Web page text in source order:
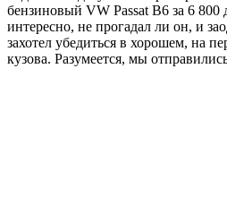
бензиновый VW Passat B6 за 6 800
интересно, не прогадал ли он, и
захотел убедиться в хорошем, на
кузова. Разумеется, мы